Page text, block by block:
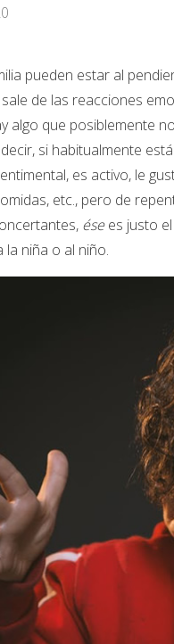
pueden estar al
sale de las reacciones
algo que posiblemente
si habitualmente
es activo, le
etc., pero de
ésees justo el
niña o al niño.